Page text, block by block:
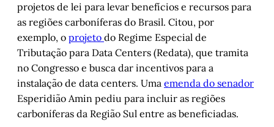
projetos de lei para levar benefícios e recursos para
as regiões carboníferas do Brasil. Citou, por
exemplo, o projeto do Regime Especial de
Tributação para Data Centers (Redata), que tramita
no Congresso e busca dar incentivos para a
instalação de data centers. Uma emenda do senador
Esperidião Amin pediu para incluir as regiões
carboníferas da Região Sul entre as beneficiadas.